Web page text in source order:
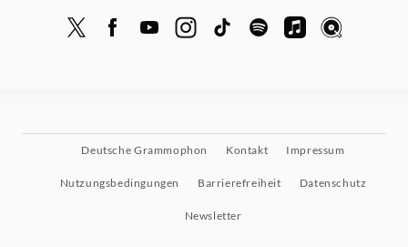
Deutsche Grammophon Kontakt Impressum
Nutzungsbedingungen Barrierefreiheit Datenschutz
Newsletter